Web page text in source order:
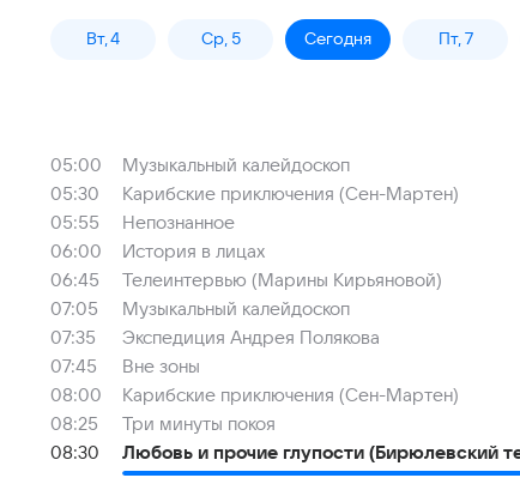
Вт, 4 Ср, 5 Сегодня Пт, 7
05:00
Музыкальный калейдоскоп
05:30
Карибские приключения (Сен-Мартен)
05:55
Непознанное
06:00
История в лицах
06:45
Телеинтервью (Марины Кирьяновой)
07:05
Музыкальный калейдоскоп
07:35
Экспедиция Андрея Полякова
07:45
Вне зоны
08:00
Карибские приключения (Сен-Мартен)
08:25
Три минуты покоя
08:30
Любовь и прочие глупости (Бирюлевский